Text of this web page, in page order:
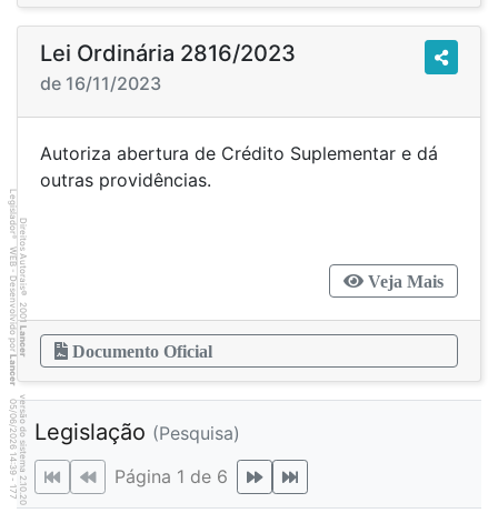
Lei Ordinária 2816/2023
de 16/11/2023
Autoriza abertura de Crédito Suplementar e dá
outras providências.
Veja Mais
Documento Oficial
Legislação (Pesquisa)
Página 1 de 6
Direitos Autorais
©
2001
Lancer
Legislador
®
WEB - Desenvolvido por
Lancer
versão do sistema 2.10.20
1
7
7
-
4
:3
9
0
5
/
0
6
/
2
0
2
6